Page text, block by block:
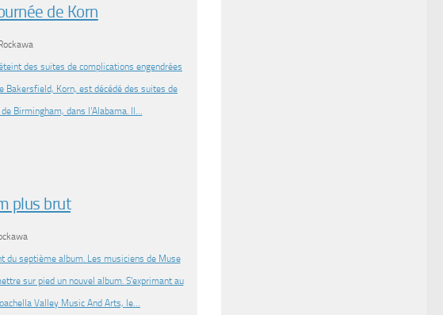
de Korn
des suites de complications engendrées
Bakersfield, Korn, est décédé des suites de
Birmingham, dans l’Alabama. Il…
plus brut
du septième album. Les musiciens de Muse
sur pied un nouvel album. S’exprimant au
Valley Music And Arts, le…